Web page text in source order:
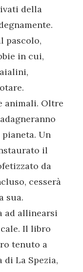
della
pascolo,
in cui,
animali. Oltre
Un
il
da
cesserà
sua.
ad allinearsi
Il libro
tenuto a
La Spezia,